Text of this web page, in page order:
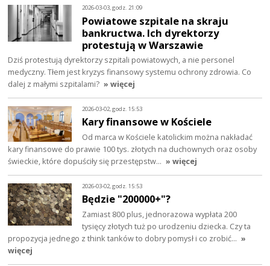
2026-03-03, godz. 21:09
Powiatowe szpitale na skraju
bankructwa. Ich dyrektorzy
protestują w Warszawie
Dziś protestują dyrektorzy szpitali powiatowych, a nie personel
medyczny. Tłem jest kryzys finansowy systemu ochrony zdrowia. Co
dalej z małymi szpitalami? » więcej
2026-03-02, godz. 15:53
Kary finansowe w Kościele
Od marca w Kościele katolickim można nakładać
kary finansowe do prawie 100 tys. złotych na duchownych oraz osoby
świeckie, które dopuściły się przestępstw… » więcej
2026-03-02, godz. 15:53
Będzie "200000+"?
Zamiast 800 plus, jednorazowa wypłata 200
tysięcy złotych tuż po urodzeniu dziecka. Czy ta
propozycja jednego z think tanków to dobry pomysł i co zrobić… »
więcej